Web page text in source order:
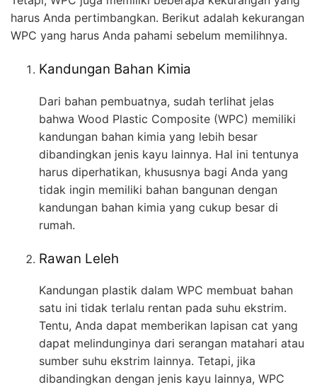
harus Anda pertimbangkan. Berikut adalah kekurangan
WPC yang harus Anda pahami sebelum memilihnya.
Kandungan Bahan Kimia
Dari bahan pembuatnya, sudah terlihat jelas
bahwa Wood Plastic Composite (WPC) memiliki
kandungan bahan kimia yang lebih besar
dibandingkan jenis kayu lainnya. Hal ini tentunya
harus diperhatikan, khususnya bagi Anda yang
tidak ingin memiliki bahan bangunan dengan
kandungan bahan kimia yang cukup besar di
rumah.
Rawan Leleh
Kandungan plastik dalam WPC membuat bahan
satu ini tidak terlalu rentan pada suhu ekstrim.
Tentu, Anda dapat memberikan lapisan cat yang
dapat melindunginya dari serangan matahari atau
sumber suhu ekstrim lainnya. Tetapi, jika
dibandingkan dengan jenis kayu lainnya, WPC